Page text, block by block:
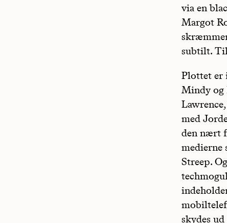
via en
Margot
subtilt.
Plottet er
Mindy og
med
den nært
medierne
Streep.
skydes